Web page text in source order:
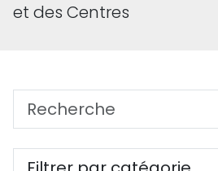
et des Centres